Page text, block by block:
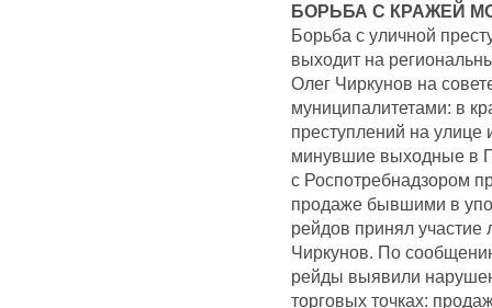
БОРЬБА С КРАЖЕЙ
Борьба с уличной
выходит на
Олег Чиркунов на
муниципалитетами: в
преступлений на
минувшие выходные в
с Роспотребнадзором
продаже бывшими в
рейдов принял участие
Чиркунов. По
рейды выявили
торговых точках: